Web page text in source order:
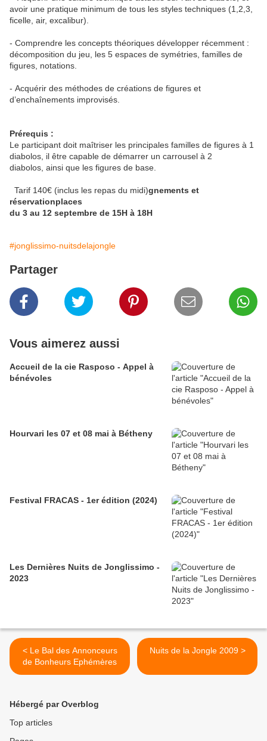
avoir une pratique minimum de tous les styles techniques (1,2,3,
ficelle, air, excalibur).
- Comprendre les concepts théoriques développer récemment :
décomposition du jeu, les 5 espaces de symétries, familles de
figures, notations.
- Acquérir des méthodes de créations de figures et
d’enchaînements improvisés.
Prérequis :
Le participant doit maîtriser les principales familles de figures à 1
diabolos, il être capable de démarrer un carrousel à 2
diabolos, ainsi que les figures de base.
Tarif 140€ (inclus les repas du midi)gnements et
réservationplaces
du 3 au 12 septembre de 15H à 18H
#jonglissimo-nuitsdelajongle
Partager
Vous aimerez aussi
Accueil de la cie Rasposo - Appel à
bénévoles
Hourvari les 07 et 08 mai à Bétheny
Festival FRACAS - 1er édition (2024)
Les Dernières Nuits de Jonglissimo -
2023
< Le Bal des Annonceurs
de Bonheurs Ephémères
Nuits de la Jongle 2009 >
Hébergé par Overblog
Top articles